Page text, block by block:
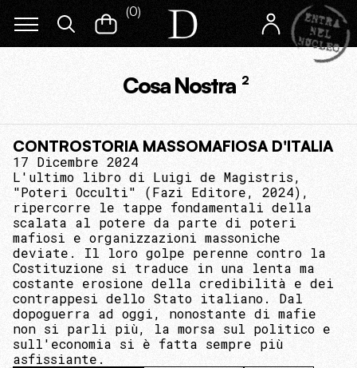
(0)
Cosa Nostra 2
CONTROSTORIA MASSOMAFIOSA D'ITALIA
17 Dicembre 2024
L'ultimo libro di Luigi de Magistris,
"Poteri Occulti" (Fazi Editore, 2024),
ripercorre le tappe fondamentali della
scalata al potere da parte di poteri
mafiosi e organizzazioni massoniche
deviate. Il loro golpe perenne contro la
Costituzione si traduce in una lenta ma
costante erosione della credibilità e dei
contrappesi dello Stato italiano. Dal
dopoguerra ad oggi, nonostante di mafie
non si parli più, la morsa sul politico e
sull'economia si è fatta sempre più
asfissiante.